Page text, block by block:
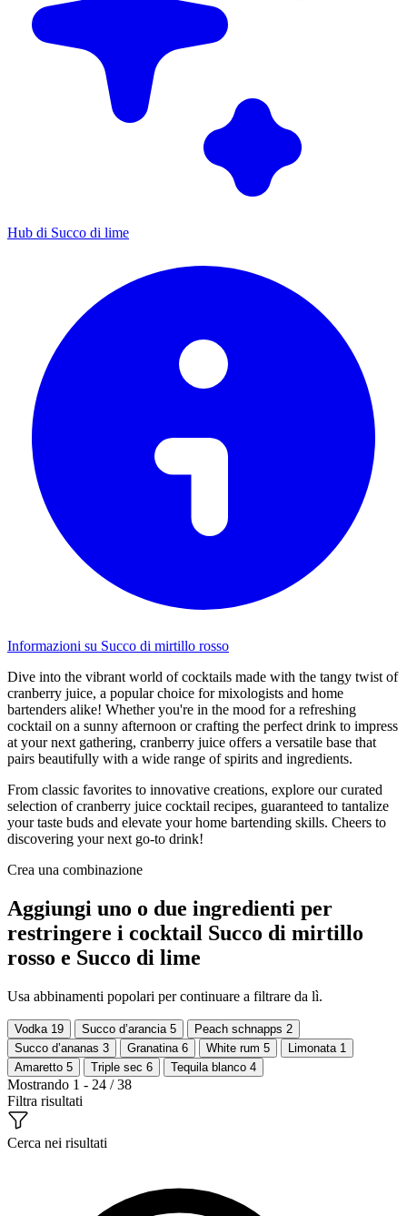
Hub di Succo di lime
Informazioni su Succo di mirtillo rosso
Dive into the vibrant world of cocktails made with the tangy twist of
cranberry juice, a popular choice for mixologists and home
bartenders alike! Whether you're in the mood for a refreshing
cocktail on a sunny afternoon or crafting the perfect drink to impress
at your next gathering, cranberry juice offers a versatile base that
pairs beautifully with a wide range of spirits and ingredients.
From classic favorites to innovative creations, explore our curated
selection of cranberry juice cocktail recipes, guaranteed to tantalize
your taste buds and elevate your home bartending skills. Cheers to
discovering your next go-to drink!
Crea una combinazione
Aggiungi uno o due ingredienti per
restringere i cocktail Succo di mirtillo
rosso e Succo di lime
Usa abbinamenti popolari per continuare a filtrare da lì.
Vodka 19 Succo d’arancia 5 Peach schnapps 2
Succo d’ananas 3 Granatina 6 White rum 5 Limonata 1
Amaretto 5 Triple sec 6 Tequila blanco 4
Mostrando 1 - 24 / 38
Filtra risultati
Cerca nei risultati